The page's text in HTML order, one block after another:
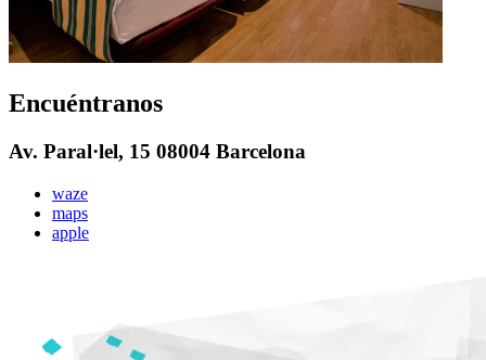
Encuéntranos
Av. Paral·lel, 15 08004 Barcelona
waze
maps
apple